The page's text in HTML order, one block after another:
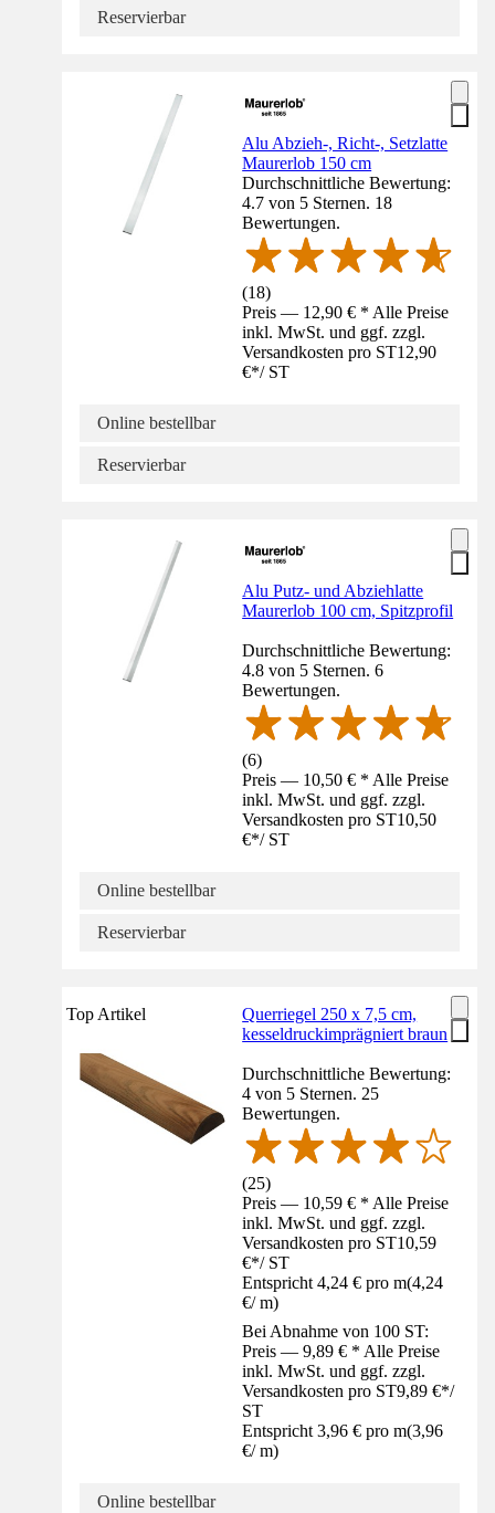
Reservierbar
Alu Abzieh-, Richt-, Setzlatte
Maurerlob 150 cm
Durchschnittliche Bewertung:
4.7 von 5 Sternen. 18
Bewertungen.
(18)
Preis — 12,90 € * Alle Preise
inkl. MwSt. und ggf. zzgl.
Versandkosten pro ST12,90
€*/ ST
Online bestellbar
Reservierbar
Alu Putz- und Abziehlatte
Maurerlob 100 cm, Spitzprofil
Durchschnittliche Bewertung:
4.8 von 5 Sternen. 6
Bewertungen.
(6)
Preis — 10,50 € * Alle Preise
inkl. MwSt. und ggf. zzgl.
Versandkosten pro ST10,50
€*/ ST
Online bestellbar
Reservierbar
Top Artikel
Querriegel 250 x 7,5 cm,
kesseldruckimprägniert braun
Durchschnittliche Bewertung:
4 von 5 Sternen. 25
Bewertungen.
(25)
Preis — 10,59 € * Alle Preise
inkl. MwSt. und ggf. zzgl.
Versandkosten pro ST10,59
€*/ ST
Entspricht 4,24 € pro m(4,24
€/ m)
Bei Abnahme von 100 ST:
Preis — 9,89 € * Alle Preise
inkl. MwSt. und ggf. zzgl.
Versandkosten pro ST9,89 €*/
ST
Entspricht 3,96 € pro m(3,96
€/ m)
Online bestellbar